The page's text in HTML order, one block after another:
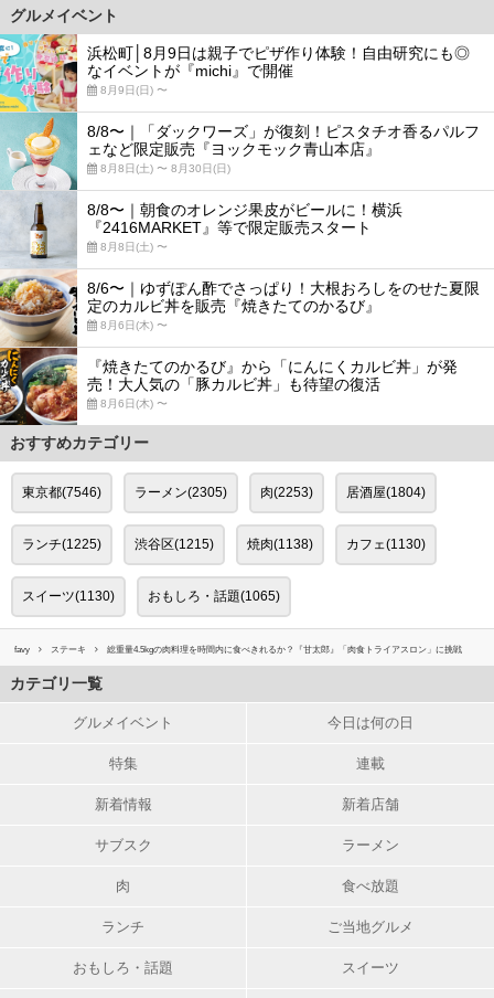
グルメイベント
浜松町│8月9日は親子でピザ作り体験！自由研究にも◎
なイベントが『michi』で開催
8月9日(日) 〜
8/8〜｜「ダックワーズ」が復刻！ピスタチオ香るパルフ
ェなど限定販売『ヨックモック青山本店』
8月8日(土) 〜 8月30日(日)
8/8〜｜朝食のオレンジ果皮がビールに！横浜
『2416MARKET』等で限定販売スタート
8月8日(土) 〜
8/6〜｜ゆずぽん酢でさっぱり！大根おろしをのせた夏限
定のカルビ丼を販売『焼きたてのかるび』
8月6日(木) 〜
『焼きたてのかるび』から「にんにくカルビ丼」が発
売！大人気の「豚カルビ丼」も待望の復活
8月6日(木) 〜
おすすめカテゴリー
東京都(7546) ラーメン(2305) 肉(2253) 居酒屋(1804)
ランチ(1225) 渋谷区(1215) 焼肉(1138) カフェ(1130)
スイーツ(1130) おもしろ・話題(1065)
favy ステーキ 総重量4.5kgの肉料理を時間内に食べきれるか？『甘太郎』「肉食トライアスロン」に挑戦
カテゴリ一覧
グルメイベント 今日は何の日
特集 連載
新着情報 新着店舗
サブスク ラーメン
肉 食べ放題
ランチ ご当地グルメ
おもしろ・話題 スイーツ